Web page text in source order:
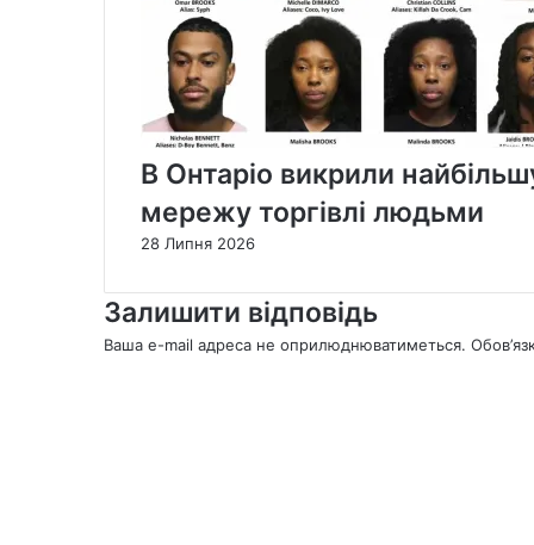
В Онтаріо викрили найбільшу
мережу торгівлі людьми
28 Липня 2026
Залишити відповідь
Ваша e-mail адреса не оприлюднюватиметься.